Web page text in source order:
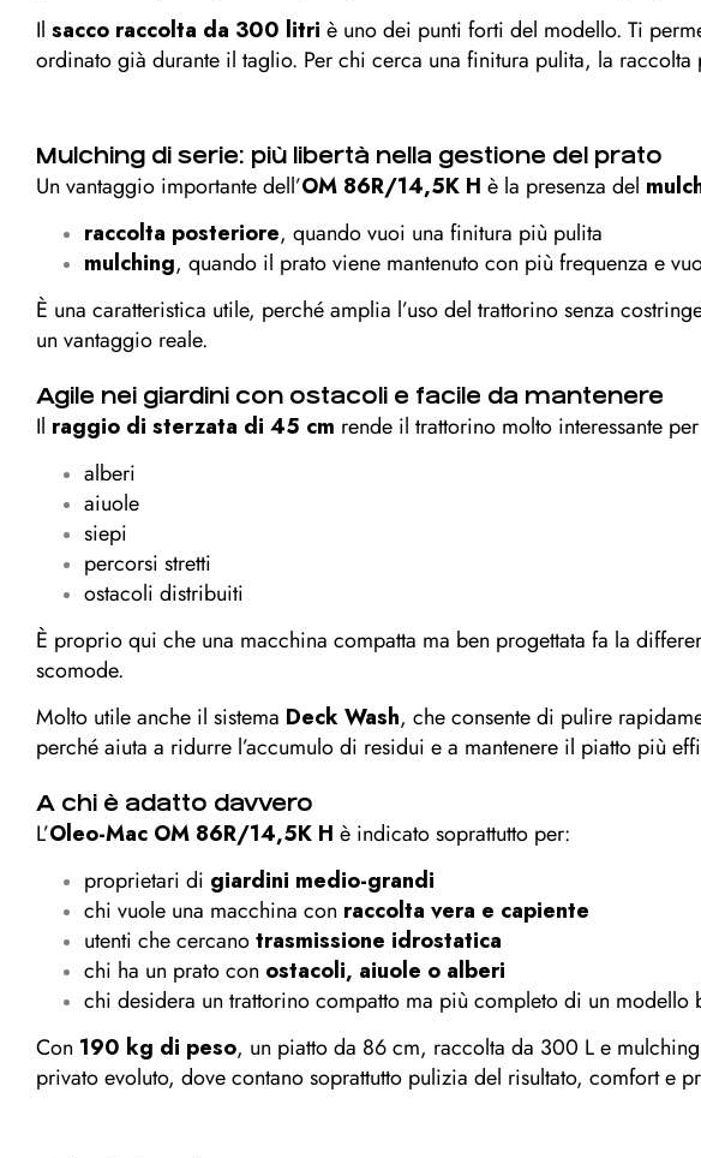
Il sacco raccolta da 300 litri è uno dei punti forti del modello. Ti
ordinato già durante il taglio. Per chi cerca una finitura pulita, la
Mulching di serie: più libertà nella gestione del prato
Un vantaggio importante dell’OM 86R/14,5K H è la presenza del
raccolta posteriore, quando vuoi una finitura più pulita
mulching, quando il prato viene mantenuto con più frequenza e
È una caratteristica utile, perché amplia l’uso del trattorino senza
un vantaggio reale.
Agile nei giardini con ostacoli e facile da mantenere
Il raggio di sterzata di 45 cm rende il trattorino molto interessante
alberi
aiuole
siepi
percorsi stretti
ostacoli distribuiti
È proprio qui che una macchina compatta ma ben progettata fa la
scomode.
Molto utile anche il sistema Deck Wash, che consente di pulire
perché aiuta a ridurre l’accumulo di residui e a mantenere il piatto più
A chi è adatto davvero
L’Oleo-Mac OM 86R/14,5K H è indicato soprattutto per:
proprietari di giardini medio-grandi
chi vuole una macchina con raccolta vera e capiente
utenti che cercanotrasmissione idrostatica
chi ha un prato con ostacoli, aiuole o alberi
chi desidera un trattorino compatto ma più completo di un modello
Con 190 kg di peso, un piatto da 86 cm, raccolta da 300 L e
privato evoluto, dove contano soprattutto pulizia del risultato, comfort e